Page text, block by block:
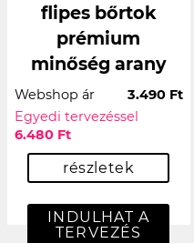
flipes bőrtok
prémium
minőség arany
Webshop ár
3.490 Ft
Egyedi tervezéssel
6.480 Ft
részletek
INDULHAT A
TERVEZÉS